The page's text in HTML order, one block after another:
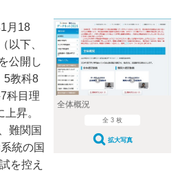
全体概況
全 3 枚
拡大写真
月18
以下、
公開し
5教科8
科目理
昇。
難関国
統の国
を控え